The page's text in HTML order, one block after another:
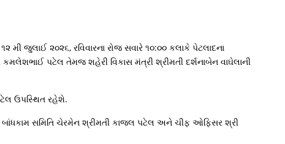
મી જુલાઈ ૨૦૨૬, રવિવારના રોજ સવારે ૧૦:૦૦ કલાકે પેટલાદના
કમલેશભાઈ પટેલ તેમજ શહેરી વિકાસ મંત્રી શ્રીમતી દર્શનાબેન વાઘેલાની
ઉપસ્થિત રહેશે.
બાંધકામ સમિતિ ચેરમેન શ્રીમતી કાજલ પટેલ અને ચીફ ઓફિસર શ્રી